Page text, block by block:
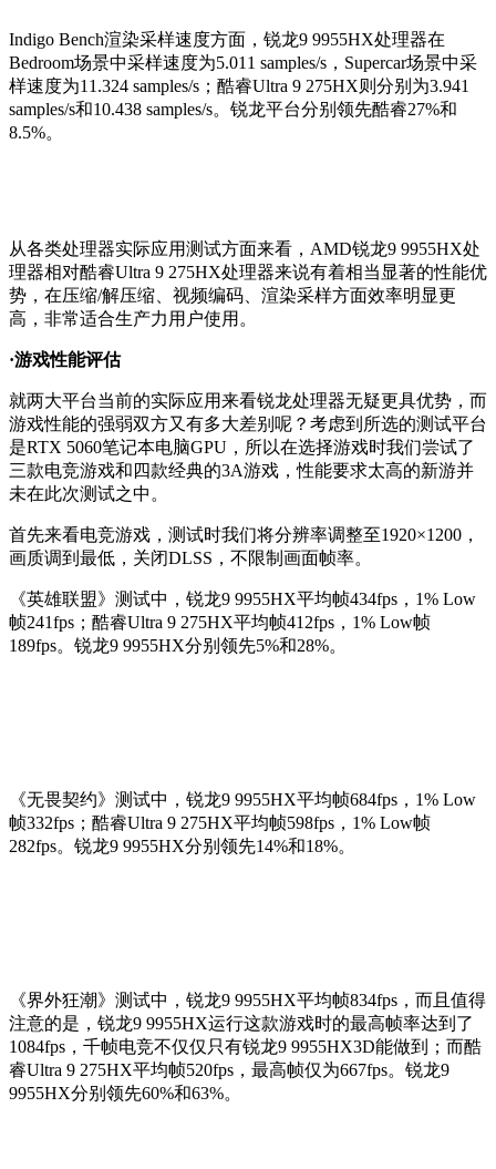
Indigo Bench渲染采样速度方面，锐龙9 9955HX处理器在
Bedroom场景中采样速度为5.011 samples/s，Supercar场景中采
样速度为11.324 samples/s；酷睿Ultra 9 275HX则分别为3.941
samples/s和10.438 samples/s。锐龙平台分别领先酷睿27%和
8.5%。
从各类处理器实际应用测试方面来看，AMD锐龙9 9955HX处
理器相对酷睿Ultra 9 275HX处理器来说有着相当显著的性能优
势，在压缩/解压缩、视频编码、渲染采样方面效率明显更
高，非常适合生产力用户使用。
·游戏性能评估
就两大平台当前的实际应用来看锐龙处理器无疑更具优势，而
游戏性能的强弱双方又有多大差别呢？考虑到所选的测试平台
是RTX 5060笔记本电脑GPU，所以在选择游戏时我们尝试了
三款电竞游戏和四款经典的3A游戏，性能要求太高的新游并
未在此次测试之中。
首先来看电竞游戏，测试时我们将分辨率调整至1920×1200，
画质调到最低，关闭DLSS，不限制画面帧率。
《英雄联盟》测试中，锐龙9 9955HX平均帧434fps，1% Low
帧241fps；酷睿Ultra 9 275HX平均帧412fps，1% Low帧
189fps。锐龙9 9955HX分别领先5%和28%。
《无畏契约》测试中，锐龙9 9955HX平均帧684fps，1% Low
帧332fps；酷睿Ultra 9 275HX平均帧598fps，1% Low帧
282fps。锐龙9 9955HX分别领先14%和18%。
《界外狂潮》测试中，锐龙9 9955HX平均帧834fps，而且值得
注意的是，锐龙9 9955HX运行这款游戏时的最高帧率达到了
1084fps，千帧电竞不仅仅只有锐龙9 9955HX3D能做到；而酷
睿Ultra 9 275HX平均帧520fps，最高帧仅为667fps。锐龙9
9955HX分别领先60%和63%。